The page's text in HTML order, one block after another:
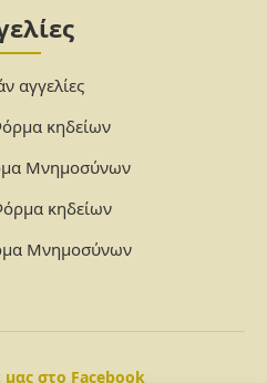
αγγελίες
κηδείων
Μνημοσύνων
κηδείων
Μνημοσύνων
στο Facebook